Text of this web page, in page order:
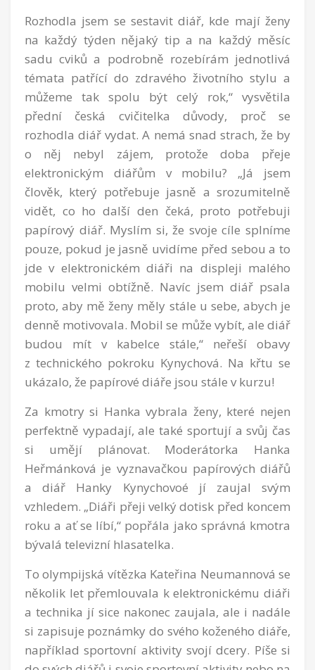
Rozhodla jsem se sestavit diář, kde mají ženy
na každý týden nějaký tip a na každý měsíc
sadu cviků a podrobně rozebírám jednotlivá
témata patřící do zdravého životního stylu a
můžeme tak spolu být celý rok,“ vysvětila
přední česká cvičitelka důvody, proč se
rozhodla diář vydat. A nemá snad strach, že by
o něj nebyl zájem, protože doba přeje
elektronickým diářům v mobilu? „Já jsem
člověk, který potřebuje jasně a srozumitelně
vidět, co ho další den čeká, proto potřebuji
papírový diář. Myslím si, že svoje cíle splníme
pouze, pokud je jasně uvidíme před sebou a to
jde v elektronickém diáři na displeji malého
mobilu velmi obtížně. Navíc jsem diář psala
proto, aby mě ženy měly stále u sebe, abych je
denně motivovala. Mobil se může vybít, ale diář
budou mít v kabelce stále,“ neřeší obavy
z technického pokroku Kynychová. Na křtu se
ukázalo, že papírové diáře jsou stále v kurzu!
Za kmotry si Hanka vybrala ženy, které nejen
perfektně vypadají, ale také sportují a svůj čas
si umějí plánovat. Moderátorka Hanka
Heřmánková je vyznavačkou papírových diářů
a diář Hanky Kynychovoé jí zaujal svým
vzhledem. „Diáři přeji velký dotisk před koncem
roku a ať se líbí,“ popřála jako správná kmotra
bývalá televizní hlasatelka.
To olympijská vítězka Kateřina Neumannová se
několik let přemlouvala k elektronickému diáři
a technika jí sice nakonec zaujala, ale i nadále
si zapisuje poznámky do svého koženého diáře,
například sportovní aktivity svojí dcery. Píše si